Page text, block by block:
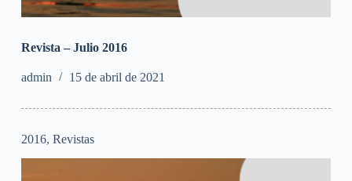
Revista – Julio 2016
admin 15 de abril de 2021
2016, Revistas